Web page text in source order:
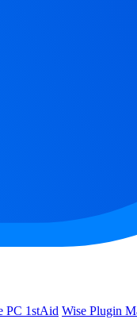
PC 1stAid Wise Plugin